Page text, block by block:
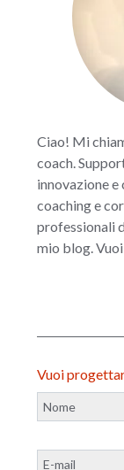
Ciao! Mi
coach.
innovazione
coaching e
professionali
mio blog.
Vuoi